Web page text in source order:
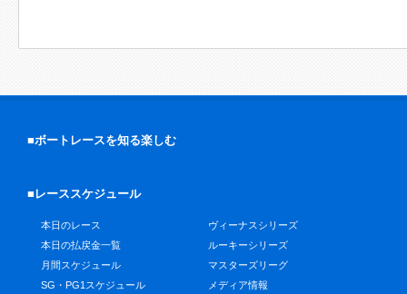
■ボートレースを知る楽しむ
■レーススケジュール
本日のレース
本日の払戻金一覧
月間スケジュール
SG・PG1スケジュール
ヴィーナスシリーズ
ルーキーシリーズ
マスターズリーグ
メディア情報